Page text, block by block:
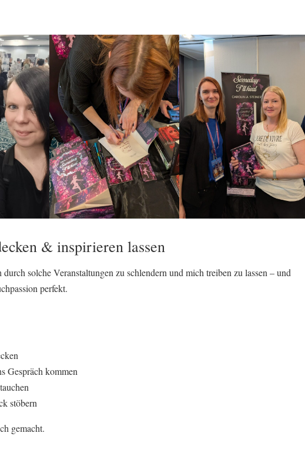
& inspirieren lassen
solche Veranstaltungen zu schlendern und mich treiben zu lassen – und
perfekt.
Gespräch kommen
stöbern
gemacht.